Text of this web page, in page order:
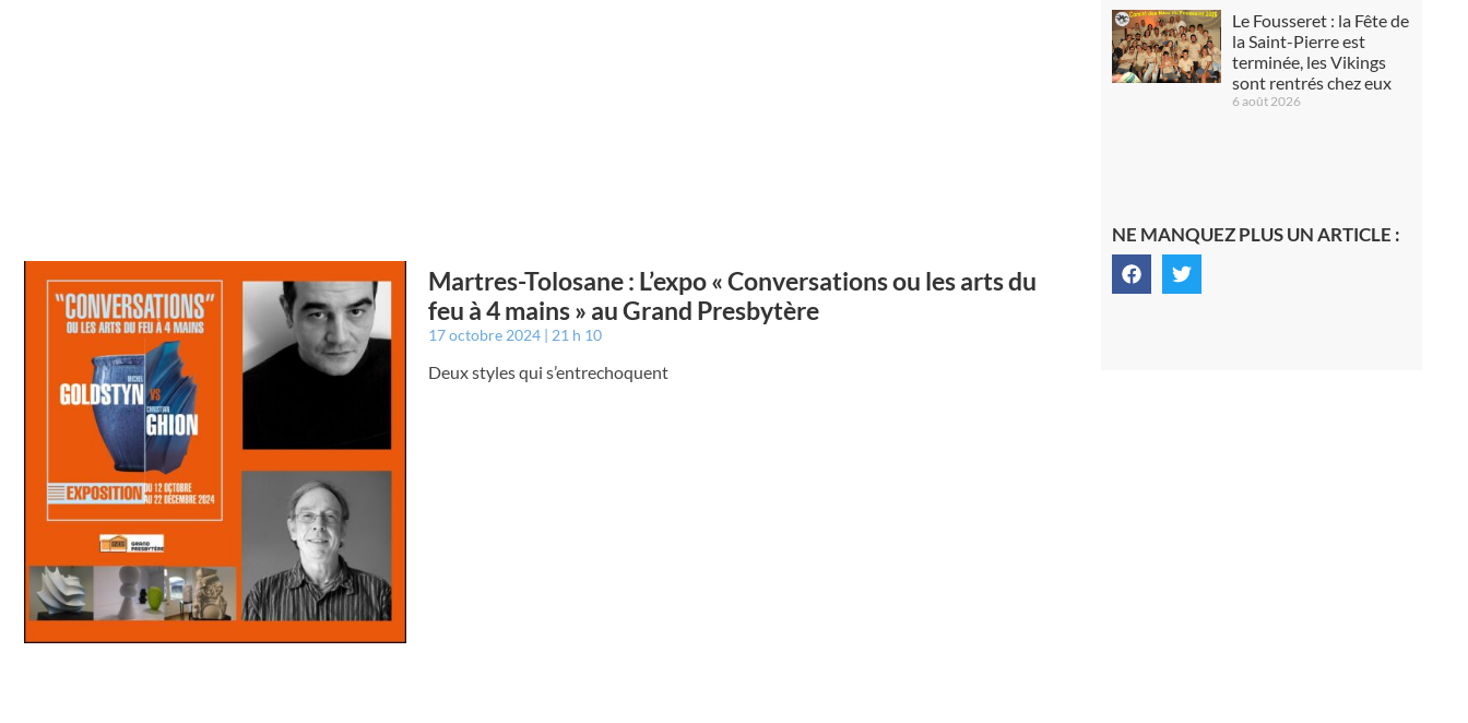
Martres-Tolosane : L’expo « Conversations ou les arts du
feu à 4 mains » au Grand Presbytère
17 octobre 2024 21 h 10
Deux styles qui s’entrechoquent
Le Fousseret : la Fête de
la Saint-Pierre est
terminée, les Vikings
sont rentrés chez eux
6 août 2026
NE MANQUEZ PLUS UN ARTICLE :